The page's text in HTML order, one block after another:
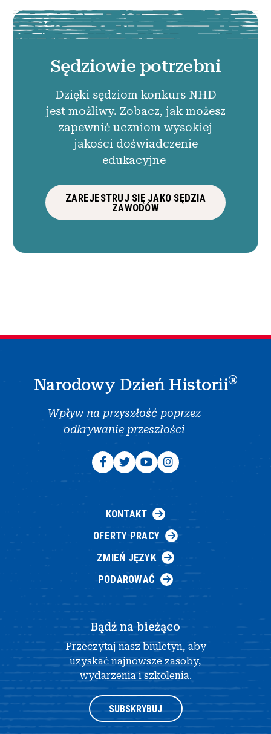
Sędziowie potrzebni
Dzięki sędziom konkurs NHD
jest możliwy. Zobacz, jak możesz
zapewnić uczniom wysokiej
jakości doświadczenie
edukacyjne
ZAREJESTRUJ SIĘ JAKO SĘDZIA
ZAWODÓW
Narodowy Dzień Historii®
Wpływ na przyszłość poprzez
odkrywanie przeszłości
KONTAKT
OFERTY PRACY
ZMIEŃ JĘZYK
PODAROWAĆ
Bądź na bieżąco
Przeczytaj nasz biuletyn, aby
uzyskać najnowsze zasoby,
wydarzenia i szkolenia.
SUBSKRYBUJ